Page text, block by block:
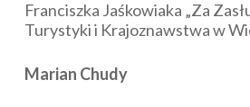
Franciszka Jaśkowiaka „Za
Turystyki i Krajoznawstwa w
Marian Chudy